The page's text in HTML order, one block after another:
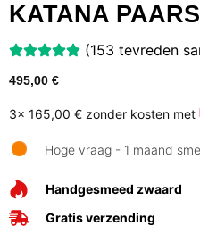
KATANA
(153 tevreden
495,00 €
3x 165,00 € zonder kosten met
Hoge vraag - 1 maand
Handgesmeed zwaard
Gratis verzending